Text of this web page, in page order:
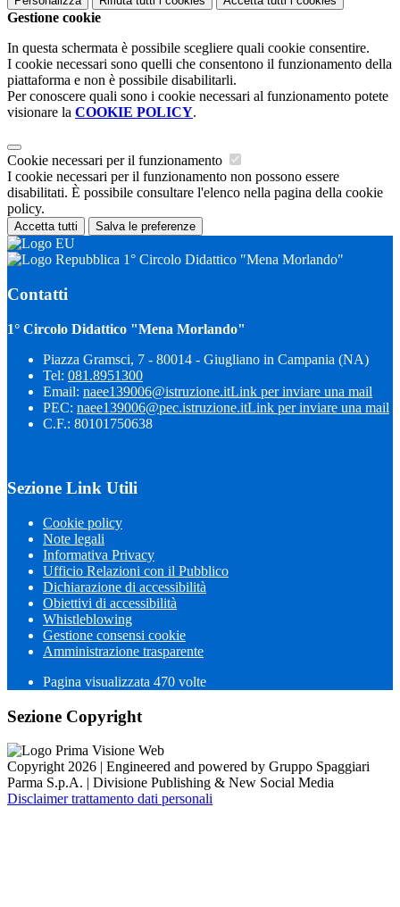
Gestione cookie
In questa schermata è possibile scegliere quali cookie consentire.
I cookie necessari sono quelli che consentono il funzionamento della
piattaforma e non è possibile disabilitarli.
Per conoscere quali sono i cookie necessari al funzionamento potete
visionare la COOKIE POLICY.
Cookie necessari per il funzionamento
I cookie necessari per il funzionamento non possono essere
disabilitati. È possibile consultare l'elenco nella pagina della cookie
policy.
Accetta tutti Salva le preferenze
1° Circolo Didattico "Mena Morlando"
Contatti
1° Circolo Didattico "Mena Morlando"
Piazza Gramsci, 7 - 80014 - Giugliano in Campania (NA)
Tel: 081.8951300
Email: naee139006@istruzione.itLink per inviare una mail
PEC: naee139006@pec.istruzione.itLink per inviare una mail
C.F.: 80101750638
Sezione Link Utili
Cookie policy
Note legali
Informativa Privacy
Ufficio Relazioni con il Pubblico
Dichiarazione di accessibilità
Obiettivi di accessibilità
Whistleblowing
Gestione consensi cookie
Amministrazione trasparente
Pagina visualizzata 470 volte
Sezione Copyright
Copyright 2026 | Engineered and powered by Gruppo Spaggiari
Parma S.p.A. | Divisione Publishing & New Social Media
Disclaimer trattamento dati personali